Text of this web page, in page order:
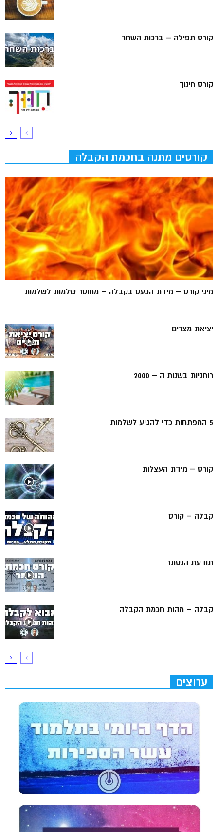
קורס תפילה – ברכות השחר
קורס חינוך
קורסים מתנה בחכמת הקבלה
מיני קורס – מידת הכעס בקבלה – מחוסר שלמות לשלמות
יציאת מצרים
רוחניות בשנות ה – 2000
5 המפתחות כדי להגיע לשלמות
קורס – מידת העצלות
קבלה – קורס
תודעת הנסתר
קבלה – מהות חכמת הקבלה
ערוצים